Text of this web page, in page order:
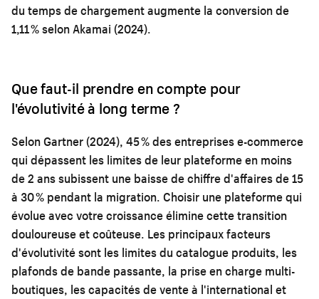
du temps de chargement augmente la conversion de
1,11 % selon Akamai (2024).
Que faut-il prendre en compte pour
l'évolutivité à long terme ?
Selon Gartner (2024), 45 % des entreprises e-commerce
qui dépassent les limites de leur plateforme en moins
de 2 ans subissent une baisse de chiffre d'affaires de 15
à 30 % pendant la migration. Choisir une plateforme qui
évolue avec votre croissance élimine cette transition
douloureuse et coûteuse. Les principaux facteurs
d'évolutivité sont les limites du catalogue produits, les
plafonds de bande passante, la prise en charge multi-
boutiques, les capacités de vente à l'international et